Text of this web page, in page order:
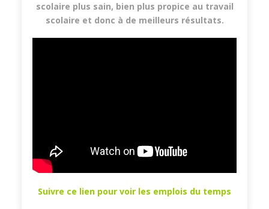
scolaire plus sain, bien plus propice au travail
scolaire et donc à de meilleurs résultats.
Suivre ce lien pour voir les emplois du temps